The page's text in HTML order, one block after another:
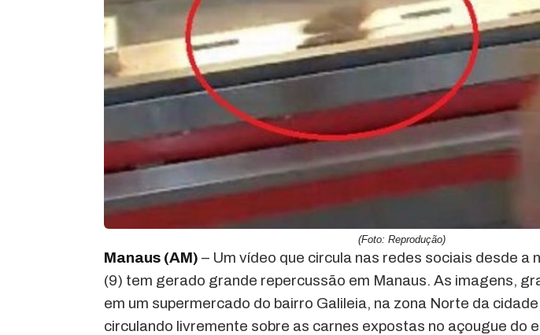
(Foto: Reprodução)
Manaus (AM) – Um vídeo que circula nas redes sociais desde
(9) tem gerado grande repercussão em Manaus. As imagens,
em um supermercado do bairro Galileia, na zona Norte da
circulando livremente sobre as carnes expostas no açougue do